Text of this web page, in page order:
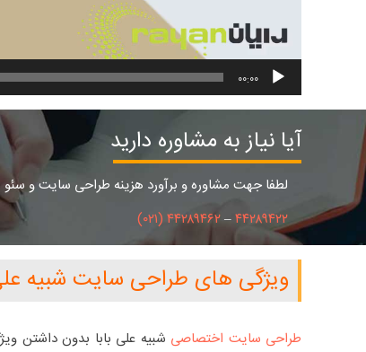
00:00
آیا نیاز به مشاوره دارید
لطفا جهت مشاوره و برآورد هزینه طراحی سایت و سئو
۴۴۲۸۹۴۲۲–۴۴۲۸۹۴۶۲ (۰۲۱)
ویژگی های طراحی سایت شبیه
طراحی سایت اختصاصی شبیه علی بابا بدون داشتن